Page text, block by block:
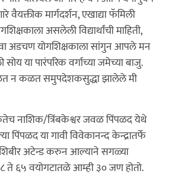
वैयक्तीक मार्गदर्शन, एखाद्या फॅमिली
असलेली विद्यार्थांची माहिती,
अडचण योगशिक्षकाला सांगुन आपले मन
या पारंपरिक वर्गाच्या जमेच्या बाजु.
न कळत समुपदेशकसुद्धा झालेले मी
नाशिक/त्रिंबकेश्वर जवळ पिंपळद येथे
पिंपळद या गावी विवेकानन्द केन्द्रातर्फे
शिबीर अटेन्ड करुन आल्याने सगळ्या
६५ वयोगटातळे आम्ही ३० जण होतो.